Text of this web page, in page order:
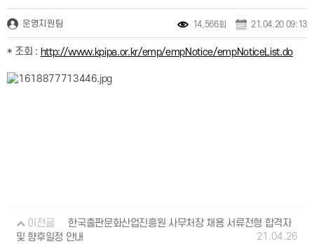
운영지원팀 14,566회 21.04.20 09:13
* 조회 : http://www.kpipa.or.kr/emp/empNotice/empNoticeList.do
이전글
한국출판문화산업진흥원 사무처장 채용 서류전형 합격자
및 향후일정 안내
21.04.26